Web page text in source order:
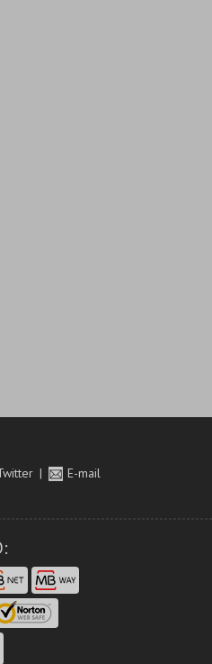
E-mail